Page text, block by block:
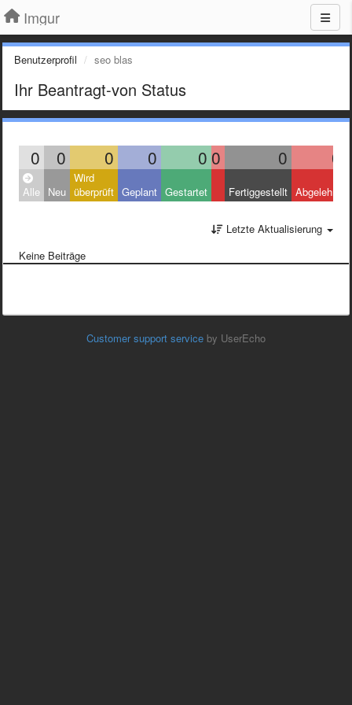
Imgur
Benutzerprofil seo blas
Ihr Beantragt-von Status
0 0 0 0 0 0 0 0
Alle Neu
Wird
überprüft Geplant Gestartet Fertiggestellt Abgelehnt
Letzte Aktualisierung
Keine Beiträge
Customer support service by UserEcho